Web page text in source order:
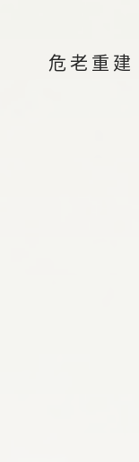
危老重建